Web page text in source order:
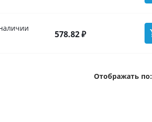
578.82 ₽
Отображать по: